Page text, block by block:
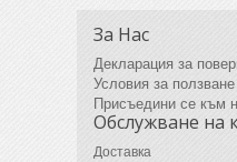
За Нас
Декларация за
Условия за ползване
Присъедини се към
Обслужване на
Доставка